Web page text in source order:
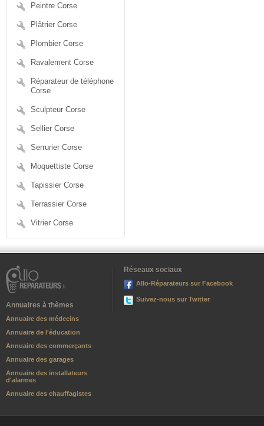
Peintre Corse
Plâtrier Corse
Plombier Corse
Ravalement Corse
Réparateur de téléphone
Corse
Sculpteur Corse
Sellier Corse
Serrurier Corse
Moquettiste Corse
Tapissier Corse
Terrassier Corse
Vitrier Corse
Annuaires à thèmes
Annuaire des médecins
Annuaire de l'éducation
Annuaire des commerçants
Annuaire des garages
Annuaire des installateurs
d'alarmes
Annuaire des chauffagistes
Réseaux sociaux
Allo-Réparateurs sur Facebook
Suivez-nous sur Twitter